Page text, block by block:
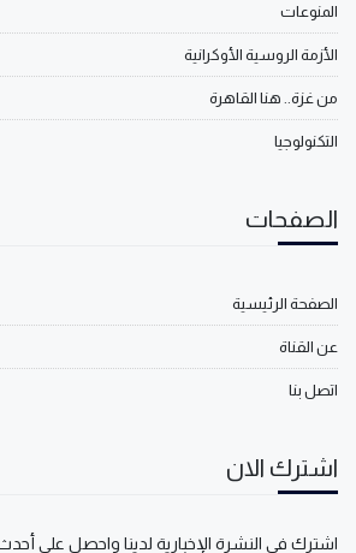
المنوعات
الأزمة الروسية الأوكرانية
من غزة.. هنا القاهرة
التكنولوجيا
الصفحات
الصفحة الرئيسية
عن القناة
اتصل بنا
اشترك الان
اشترك في النشرة الإخبارية لدينا واحصل على